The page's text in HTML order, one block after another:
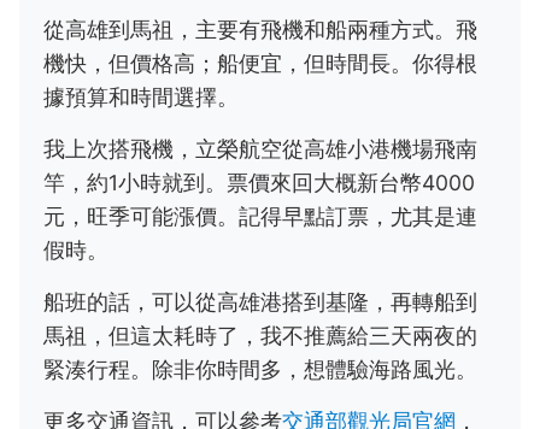
從高雄到馬祖，主要有飛機和船兩種方式。飛
機快，但價格高；船便宜，但時間長。你得根
據預算和時間選擇。
我上次搭飛機，立榮航空從高雄小港機場飛南
竿，約1小時就到。票價來回大概新台幣4000
元，旺季可能漲價。記得早點訂票，尤其是連
假時。
船班的話，可以從高雄港搭到基隆，再轉船到
馬祖，但這太耗時了，我不推薦給三天兩夜的
緊湊行程。除非你時間多，想體驗海路風光。
更多交通資訊，可以參考交通部觀光局官網 ，